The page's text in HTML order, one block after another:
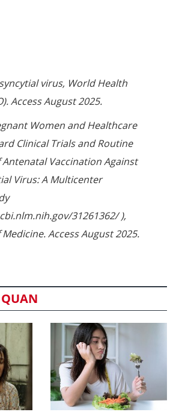
virus, World Health
Access August 2025.
Women and Healthcare
Clinical Trials and Routine
Vaccination Against
Virus: A Multicenter
31261362/ ),
Access August 2025.